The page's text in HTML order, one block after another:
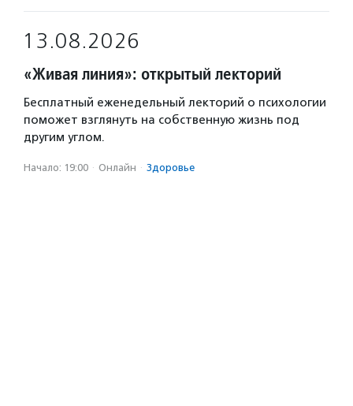
13.08.2026
«Живая линия»: открытый лекторий
Бесплатный еженедельный лекторий о психологии
поможет взглянуть на собственную жизнь под
другим углом.
Начало: 19:00 · Онлайн · Здоровье